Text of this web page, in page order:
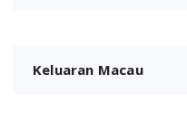
Keluaran Macau